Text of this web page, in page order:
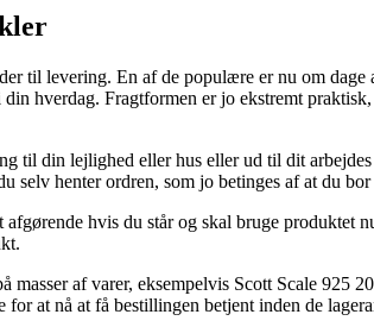
til levering. En af de populære er nu om dage
hverdag. Fragtformen er jo ekstremt
til din lejlighed eller hus eller ud til dit
henter ordren, som jo betinges af at du
hvis du står og skal bruge produktet
af varer, eksempelvis Scott Scale 925
for at nå at få bestillingen betjent inden de